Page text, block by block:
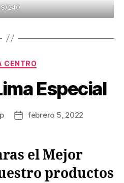
S/240
Categories
CENTRO
Especial
Postfebrero 5, 2022
el Mejor
productos